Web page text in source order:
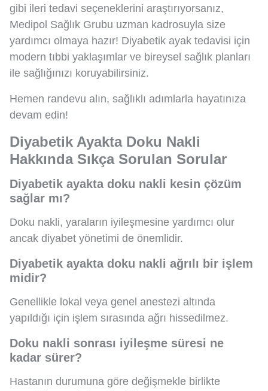
gibi ileri tedavi seçeneklerini araştırıyorsanız,
Medipol Sağlık Grubu uzman kadrosuyla size
yardımcı olmaya hazır! Diyabetik ayak tedavisi için
modern tıbbi yaklaşımlar ve bireysel sağlık planları
ile sağlığınızı koruyabilirsiniz.
Hemen randevu alın, sağlıklı adımlarla hayatınıza
devam edin!
Diyabetik Ayakta Doku Nakli
Hakkında Sıkça Sorulan Sorular
Diyabetik ayakta doku nakli kesin çözüm
sağlar mı?
Doku nakli, yaraların iyileşmesine yardımcı olur
ancak diyabet yönetimi de önemlidir.
Diyabetik ayakta doku nakli ağrılı bir işlem
midir?
Genellikle lokal veya genel anestezi altında
yapıldığı için işlem sırasında ağrı hissedilmez.
Doku nakli sonrası iyileşme süresi ne
kadar sürer?
Hastanın durumuna göre değişmekle birlikte